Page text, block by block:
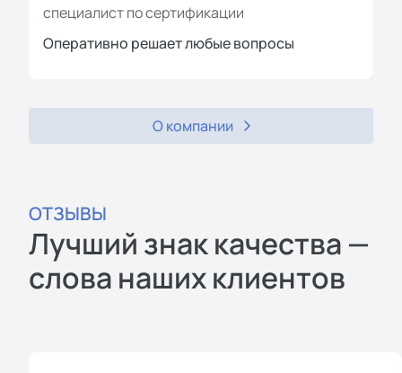
специалист по сертификации
Оперативно решает любые вопросы
О компании
ОТЗЫВЫ
Лучший знак качества —
слова наших клиентов